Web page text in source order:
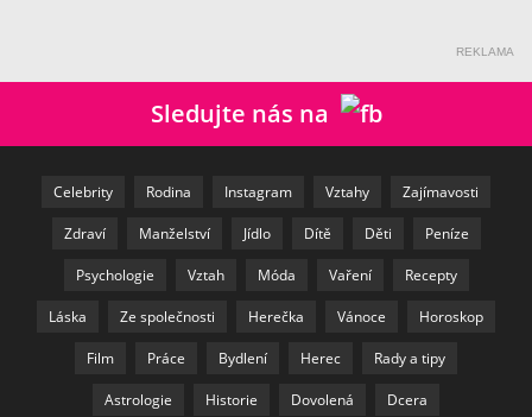
REKLAMA
Sledujte nás na
Celebrity Rodina Instagram Vztahy Zajímavosti
Zdraví Manželství Jídlo Dítě Děti Peníze
Psychologie Vztah Móda Vaření Recepty
Láska Ze společnosti Herečka Vánoce Horoskop
Film Práce Bydlení Herec Rady a tipy
Astrologie Historie Dovolená Dcera